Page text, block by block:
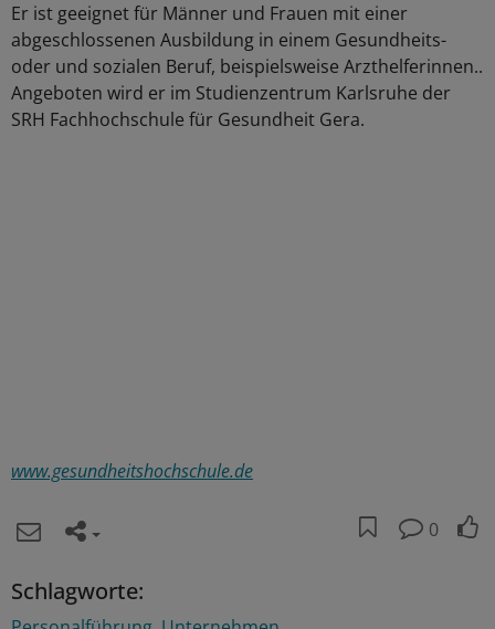
Er ist geeignet für Männer und Frauen mit einer
abgeschlossenen Ausbildung in einem Gesundheits-
oder und sozialen Beruf, beispielsweise Arzthelferinnen..
Angeboten wird er im Studienzentrum Karlsruhe der
SRH Fachhochschule für Gesundheit Gera.
www.gesundheitshochschule.de
0
Schlagworte: